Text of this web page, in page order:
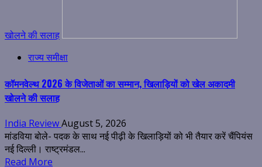
खोलने की सलाह
राज्य समीक्षा
कॉमनवेल्थ 2026 के विजेताओं का सम्मान, खिलाड़ियों को खेल अकादमी
खोलने की सलाह
India ReviewAugust 5, 2026
मांडविया बोले- पदक के साथ नई पीढ़ी के खिलाड़ियों को भी तैयार करें चैंपियंस
नई दिल्ली। राष्ट्रमंडल...
Read More